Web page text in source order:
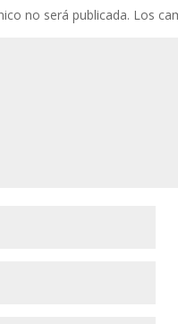
no será publicada. Los